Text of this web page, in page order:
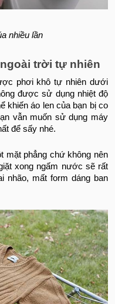
nhiều lần
trời tự nhiên
phơi khô tự nhiên dưới
được sử dụng nhiệt độ
khiến áo len của bạn bị co
vẫn muốn sử dụng máy
để sấy nhé.
mặt phẳng chứ không nên
xong ngấm nước sẽ rất
nhão, mất form dáng ban